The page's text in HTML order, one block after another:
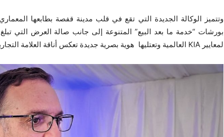
وتتميز الوكالة الجديدة التي تقع في قلب مدينة قفصة بطابعها
لمعايير KIA العالمية وتعتليها هوية بصرية جديدة تعكس أناقة العلامة التجارية الكورية الجنوبية ورفعة أدائها.